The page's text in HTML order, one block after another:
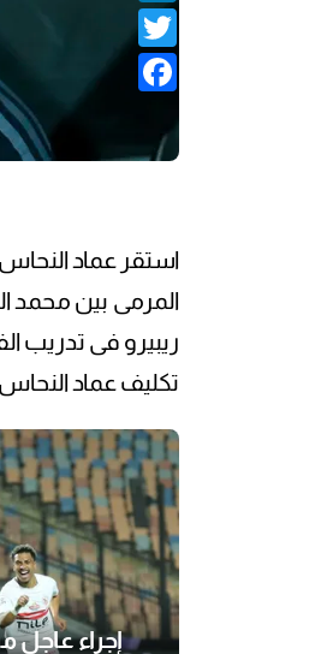
Twitter
Facebook
استقر عماد
المرمى بين محمد
ريبيرو فى تدريب
تكليف عماد
إجراء عاجل